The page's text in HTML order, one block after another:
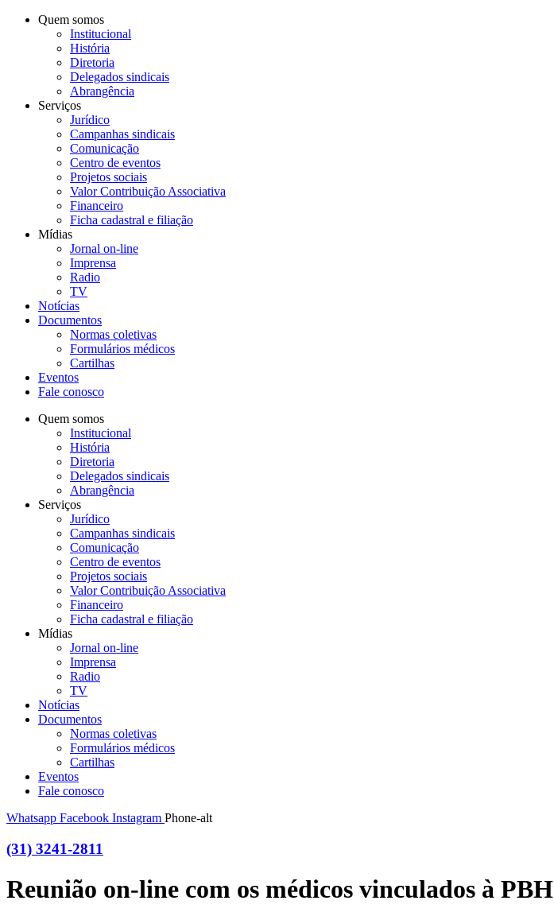
Quem somos
Institucional
História
Diretoria
Delegados sindicais
Abrangência
Serviços
Jurídico
Campanhas sindicais
Comunicação
Centro de eventos
Projetos sociais
Valor Contribuição Associativa
Financeiro
Ficha cadastral e filiação
Mídias
Jornal on-line
Imprensa
Radio
TV
Notícias
Documentos
Normas coletivas
Formulários médicos
Cartilhas
Eventos
Fale conosco
Quem somos
Institucional
História
Diretoria
Delegados sindicais
Abrangência
Serviços
Jurídico
Campanhas sindicais
Comunicação
Centro de eventos
Projetos sociais
Valor Contribuição Associativa
Financeiro
Ficha cadastral e filiação
Mídias
Jornal on-line
Imprensa
Radio
TV
Notícias
Documentos
Normas coletivas
Formulários médicos
Cartilhas
Eventos
Fale conosco
Whatsapp Facebook Instagram Phone-alt
(31) 3241-2811
Reunião on-line com os médicos vinculados à PBH